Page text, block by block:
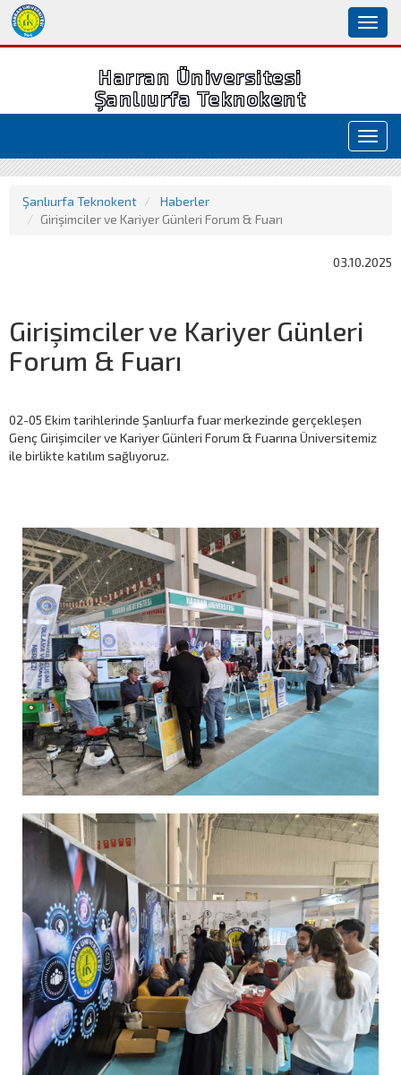
Harran Üniversitesi
Şanlıurfa Teknokent
Şanlıurfa Teknokent
Haberler
Girişimciler ve Kariyer Günleri Forum & Fuarı
03.10.2025
Girişimciler ve Kariyer Günleri
Forum & Fuarı
02-05 Ekim tarihlerinde Şanlıurfa fuar merkezinde gerçekleşen
Genç Girişimciler ve Kariyer Günleri Forum & Fuarına Üniversitemiz
ile birlikte katılım sağlıyoruz.